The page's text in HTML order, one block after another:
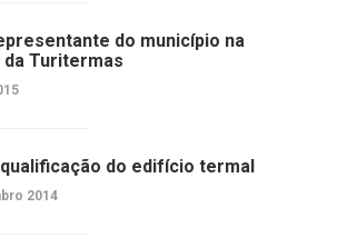
do município na
Turitermas
do edifício termal
2014